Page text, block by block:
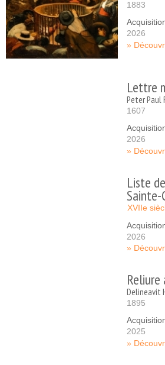
1883
2026
Lettre
Peter Paul
1607
2026
Liste
Sainte-
XVIIe
2026
Reliure
Delineavit
1895
2025